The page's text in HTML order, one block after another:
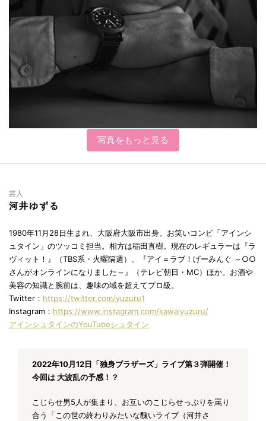
写真をもっと見る
芸人
河井ゆずる
1980年11月28日生まれ、大阪府大阪市出身。お笑いコンビ「アインシ
ュタイン」のツッコミ担当。相方は稲田直樹。現在のレギュラーは『ラ
ヴィット！』（TBS系・火曜隔週）、『アイ＝ラブ！げーみんぐ ～○○
さんがオンラインになりました～』（テレビ朝日・MC）ほか。お酒や
美容の知識と腕前は、趣味の域を超えてプロ級。
Twitter： https://twitter.com/yuzuru1
Instagram： https://www.instagram.com/kawaiyuzuru/
アインシュタインのYouTubeシュタイン
2022年10月12日「独身ブラザーズ」ライブ第３弾開催！
今回は 大波乱の予感！？
こじらせ男5人が集まり、お互いのこじらせっぷりを罵り
合う「この世の終わりみたいな醜いライブ（河井さ